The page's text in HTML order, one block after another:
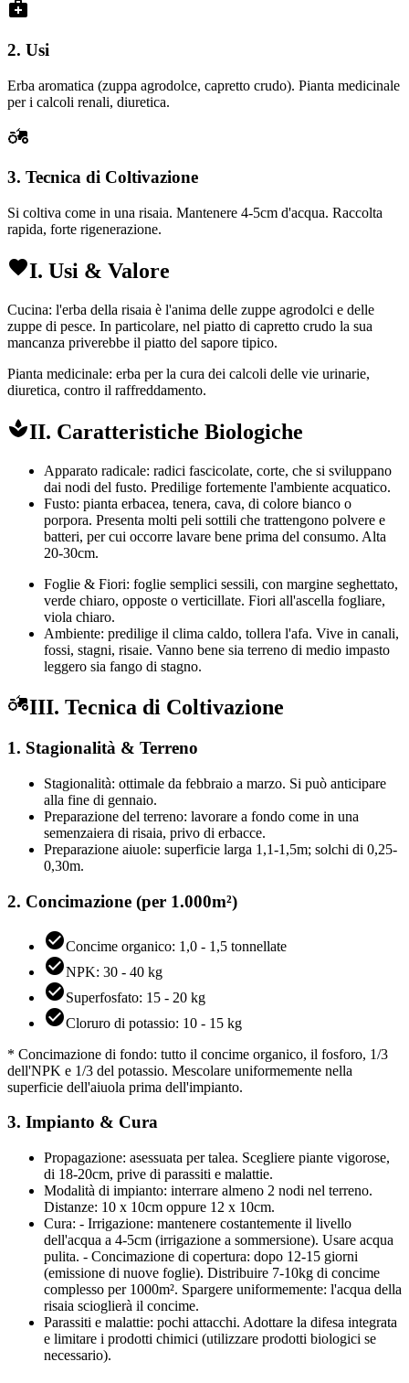
2. Usi
Erba aromatica (zuppa agrodolce, capretto crudo). Pianta medicinale
per i calcoli renali, diuretica.
3. Tecnica di Coltivazione
Si coltiva come in una risaia. Mantenere 4-5cm d'acqua. Raccolta
rapida, forte rigenerazione.
I. Usi & Valore
Cucina: l'erba della risaia è l'anima delle zuppe agrodolci e delle
zuppe di pesce. In particolare, nel piatto di capretto crudo la sua
mancanza priverebbe il piatto del sapore tipico.
Pianta medicinale: erba per la cura dei calcoli delle vie urinarie,
diuretica, contro il raffreddamento.
II. Caratteristiche Biologiche
Apparato radicale: radici fascicolate, corte, che si sviluppano
dai nodi del fusto. Predilige fortemente l'ambiente acquatico.
Fusto: pianta erbacea, tenera, cava, di colore bianco o
porpora. Presenta molti peli sottili che trattengono polvere e
batteri, per cui occorre lavare bene prima del consumo. Alta
20-30cm.
Foglie & Fiori: foglie semplici sessili, con margine seghettato,
verde chiaro, opposte o verticillate. Fiori all'ascella fogliare,
viola chiaro.
Ambiente: predilige il clima caldo, tollera l'afa. Vive in canali,
fossi, stagni, risaie. Vanno bene sia terreno di medio impasto
leggero sia fango di stagno.
III. Tecnica di Coltivazione
1. Stagionalità & Terreno
Stagionalità: ottimale da febbraio a marzo. Si può anticipare
alla fine di gennaio.
Preparazione del terreno: lavorare a fondo come in una
semenzaiera di risaia, privo di erbacce.
Preparazione aiuole: superficie larga 1,1-1,5m; solchi di 0,25-
0,30m.
2. Concimazione (per 1.000m²)
Concime organico: 1,0 - 1,5 tonnellate
NPK: 30 - 40 kg
Superfosfato: 15 - 20 kg
Cloruro di potassio: 10 - 15 kg
* Concimazione di fondo: tutto il concime organico, il fosforo, 1/3
dell'NPK e 1/3 del potassio. Mescolare uniformemente nella
superficie dell'aiuola prima dell'impianto.
3. Impianto & Cura
Propagazione: asessuata per talea. Scegliere piante vigorose,
di 18-20cm, prive di parassiti e malattie.
Modalità di impianto: interrare almeno 2 nodi nel terreno.
Distanze: 10 x 10cm oppure 12 x 10cm.
Cura: - Irrigazione: mantenere costantemente il livello
dell'acqua a 4-5cm (irrigazione a sommersione). Usare acqua
pulita. - Concimazione di copertura: dopo 12-15 giorni
(emissione di nuove foglie). Distribuire 7-10kg di concime
complesso per 1000m². Spargere uniformemente: l'acqua della
risaia scioglierà il concime.
Parassiti e malattie: pochi attacchi. Adottare la difesa integrata
e limitare i prodotti chimici (utilizzare prodotti biologici se
necessario).